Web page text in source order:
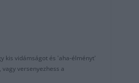
kis vidámságot és 'aha-élményt'
versenyezhess a